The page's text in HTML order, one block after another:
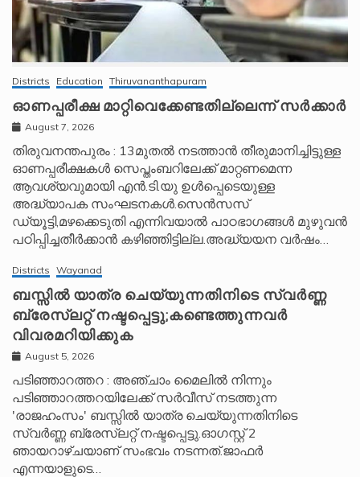
Districts Education Thiruvananthapuram
ഓണപ്പരീക്ഷ മാറ്റിവെക്കേണ്ടതില്ലെന്ന് സർക്കാർ
August 7, 2026
തിരുവനന്തപുരം : 13മുതൽ നടത്താൻ തീരുമാനിച്ചിട്ടുള്ള
ഓണപ്പരീക്ഷകൾ സെപ്തംബറിലേക്ക് മാറ്റണമെന്ന
ആവശ്യവുമായി എൻ.ടി.യു ഉൾപ്പെടെയുള്ള
അദ്ധ്യാപക സംഘടനകൾ.സെൻസസ്
ഡ്യൂട്ടി,മഴക്കെടുതി എന്നിവയാൽ പാഠഭാഗങ്ങൾ മുഴുവൻ
പഠിപ്പിച്ചതീർക്കാൻ കഴിഞ്ഞിട്ടില്ല.അദ്ധ്യയന വർഷം…
Districts Wayanad
ബസ്സിൽ യാത്ര ചെയ്യുന്നതിനിടെ സ്വർണ്ണ
ബ്രേസ്‌ലറ്റ് നഷ്ടപ്പെട്ടു;കണ്ടെത്തുന്നവർ
വിവരമറിയിക്കുക
August 5, 2026
പടിഞ്ഞാറത്തറ : അഞ്ചാം മൈലിൽ നിന്നും
പടിഞ്ഞാറത്തറയിലേക്ക് സർവീസ് നടത്തുന്ന
'രാജഹംസം' ബസ്സിൽ യാത്ര ചെയ്യുന്നതിനിടെ
സ്വർണ്ണ ബ്രേസ്‌ലറ്റ് നഷ്ടപ്പെട്ടു.ഓഗസ്റ്റ് 2
ഞായറാഴ്ചയാണ് സംഭവം നടന്നത്.ജാഫർ
എന്നയാളുടെ…